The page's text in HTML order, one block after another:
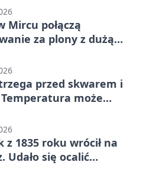
Mircu połączą
za plony z dużą
przed skwarem i
może
z 1835 roku wrócił na
Udało się ocalić